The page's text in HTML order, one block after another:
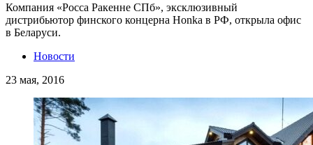
Компания «Росса Ракенне СПб», эксклюзивный
дистрибьютор финского концерна Honka в РФ, открыла офис
в Беларуси.
Новости
23 мая, 2016